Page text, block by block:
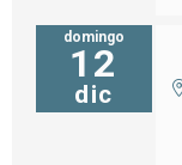
domingo
12
dic